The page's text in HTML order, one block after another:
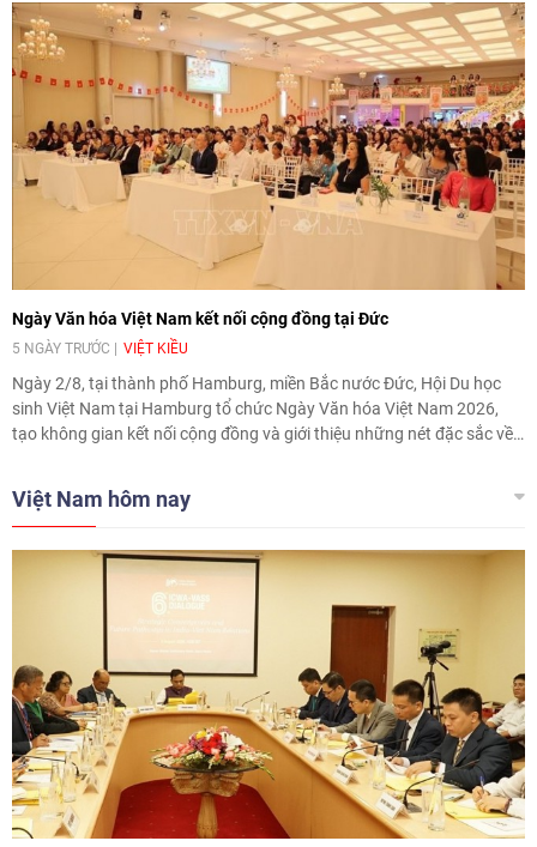
Ngày Văn hóa Việt Nam kết nối cộng đồng tại Đức
5 NGÀY TRƯỚC VIỆT KIỀU
Ngày 2/8, tại thành phố Hamburg, miền Bắc nước Đức, Hội Du học
sinh Việt Nam tại Hamburg tổ chức Ngày Văn hóa Việt Nam 2026,
tạo không gian kết nối cộng đồng và giới thiệu những nét đặc sắc về
Việt Nam hôm nay